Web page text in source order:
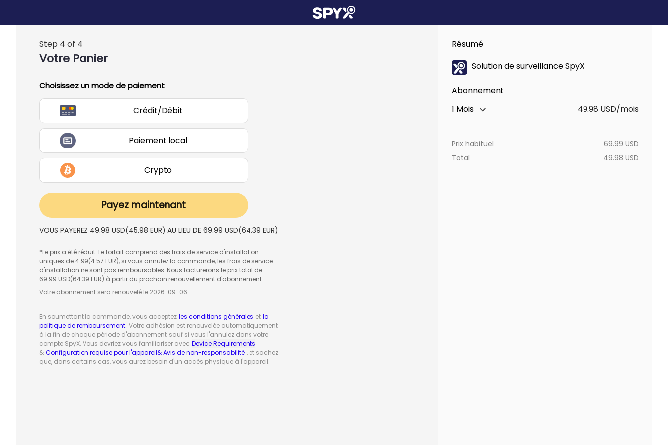
Step 4 of 4
Votre Panier
Choisissez un mode de paiement
Crédit/Débit
Paiement local
Crypto
Payez maintenant
VOUS PAYEREZ 49.98 USD(45.98 EUR) AU LIEU DE 69.99 USD(64.39 EUR)
*Le prix a été réduit. Le forfait comprend des frais de service d'installation
uniques de 4.99(4.57 EUR), si vous annulez la commande, les frais de service
d'installation ne sont pas remboursables. Nous facturerons le prix total de
69.99 USD(64.39 EUR) à partir du prochain renouvellement d'abonnement.
Votre abonnement sera renouvelé le 2026-09-06
En soumettant la commande, vous acceptez les conditions générales et la
politique de remboursement. Votre adhésion est renouvelée automatiquement
à la fin de chaque période d'abonnement, sauf si vous l'annulez dans votre
compte SpyX. Vous devriez vous familiariser avec Device Requirements
& Configuration requise pour l'appareil& Avis de non-responsabilité , et sachez
que, dans certains cas, vous aurez besoin d'un accès physique à l'appareil.
Résumé
Solution de surveillance SpyX
Abonnement
1 Mois
49.98 USD/mois
Prix ​​habituel 69.99USD
Total
49.98 USD